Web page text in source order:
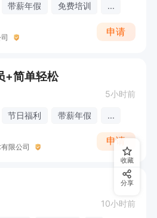
带薪年假 免费培训 ...
申请
+简单轻松
5小时前
节日福利 带薪年假 ...
限公司
申请
10小时前
收藏
分享